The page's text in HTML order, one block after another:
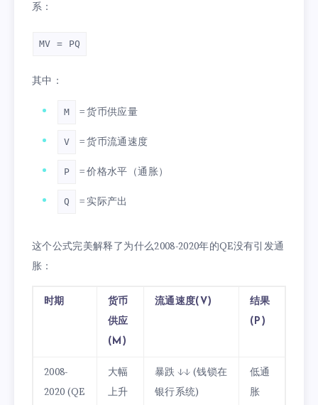
系：
MV = PQ
其中：
M = 货币供应量
V = 货币流通速度
P = 价格水平（通胀）
Q = 实际产出
这个公式完美解释了为什么2008-2020年的QE没有引发通
胀：
时期
货币
供应
(M)
流通速度(V)
结果
(P)
2008-
2020 (QE
大幅
上升
暴跌 ↓↓ (钱锁在
银行系统)
低通
胀